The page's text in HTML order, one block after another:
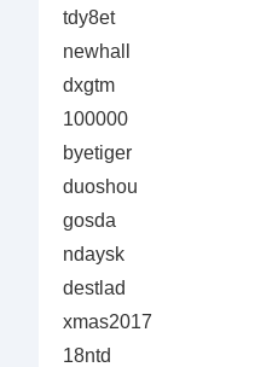
tdy8et
newhall
dxgtm
100000
byetiger
duoshou
gosda
ndaysk
destlad
xmas2017
18ntd